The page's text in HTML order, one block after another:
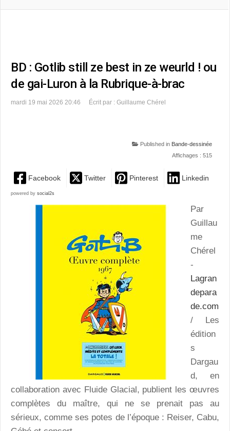
BD : Gotlib still ze best in ze weurld ! ou
de gai-Luron à la Rubrique-à-brac
mardi 19 mai 2026 20:46 Écrit par : Guillaume Chérel
Published in Bande-dessinée
Affichages : 515
Facebook Twitter Pinterest Linkedin
powered by social2s
Par
Guillau
me
Chérel
-
Lagran
depara
de.com
/ Les
édition
s
Dargau
d, en
collaboration avec Fluide Glacial, publient les œuvres
complètes du maître, qui ne se prenait pas au
sérieux, comme ses potes de l’époque : Reiser, Cabu,